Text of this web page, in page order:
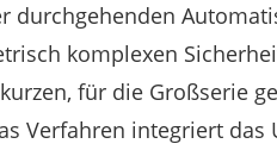
durchgehenden
komplexen
für die Großserie
Verfahren integriert das